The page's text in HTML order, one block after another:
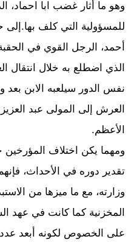
وهو ما أثار غضب ابا احماد،
للمسؤولية التي كلف
أحمد، الرجل القوي في
الذي اضطلع به خلال انتقال
نفس الدور سيلعبه الابن بعد
العرش إلى المولى عبد
الأعظم.
ومهما يكن اختلاف
تقدير دوره في الأحداث،
وزارته، مع ما ميزها من
المخزنية كما كانت في عهد
على الخصوص لكونه أبعد